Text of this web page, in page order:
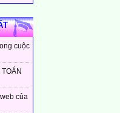
cuộc
của